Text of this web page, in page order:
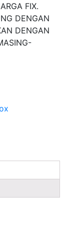
FIX.
DENGAN
DENGAN